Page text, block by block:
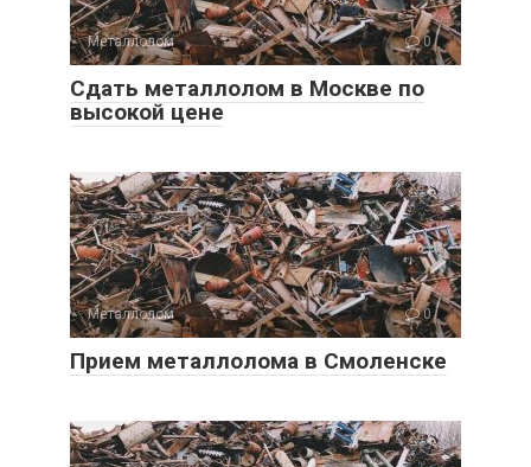
Металлолом 0
Сдать металлолом в Москве по
высокой цене
Металлолом 0
Прием металлолома в Смоленске